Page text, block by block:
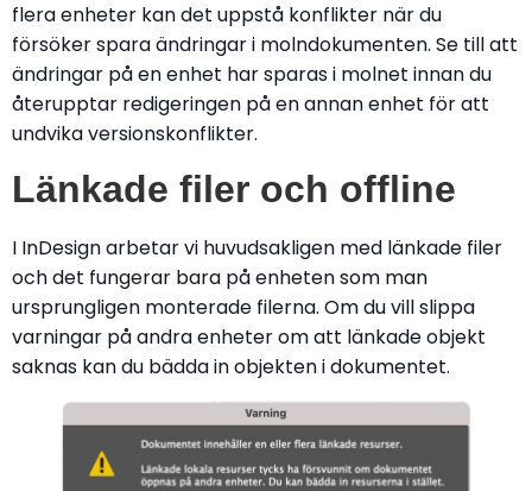
flera enheter kan det uppstå konflikter när du
försöker spara ändringar i molndokumenten. Se till att
ändringar på en enhet har sparas i molnet innan du
återupptar redigeringen på en annan enhet för att
undvika versionskonflikter.
Länkade filer och offline
I InDesign arbetar vi huvudsakligen med länkade filer
och det fungerar bara på enheten som man
ursprungligen monterade filerna. Om du vill slippa
varningar på andra enheter om att länkade objekt
saknas kan du bädda in objekten i dokumentet.